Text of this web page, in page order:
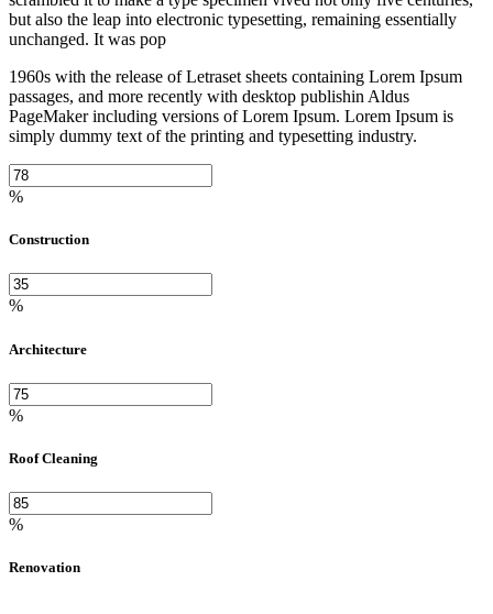
but also the leap into electronic typesetting, remaining essentially
unchanged. It was pop
1960s with the release of Letraset sheets containing Lorem Ipsum
passages, and more recently with desktop publishin Aldus
PageMaker including versions of Lorem Ipsum. Lorem Ipsum is
simply dummy text of the printing and typesetting industry.
%
Construction
%
Architecture
%
Roof Cleaning
%
Renovation